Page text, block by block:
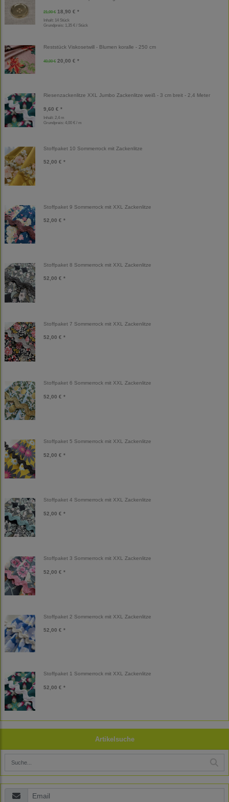
21,00 € 18,90 € *
Inhalt: 14 Stück
Grundpreis: 1,35 € / Stück
Reststück Viskosetwill - Blumen koralle - 250 cm
40,00 € 20,00 € *
Riesenzackenlitze XXL Jumbo Zackenlitze weiß - 3 cm breit - 2,4 Meter
9,60 € *
Inhalt: 2,4 m
Grundpreis: 4,00 € / m
Stoffpaket 10 Sommerrock mit Zackenlitze
52,00 € *
Stoffpaket 9 Sommerrock mit XXL Zackenlitze
52,00 € *
Stoffpaket 8 Sommerrock mit XXL Zackenlitze
52,00 € *
Stoffpaket 7 Sommerrock mit XXL Zackenlitze
52,00 € *
Stoffpaket 6 Sommerrock mit XXL Zackenlitze
52,00 € *
Stoffpaket 5 Sommerrock mit XXL Zackenlitze
52,00 € *
Stoffpaket 4 Sommerrock mit XXL Zackenlitze
52,00 € *
Stoffpaket 3 Sommerrock mit XXL Zackenlitze
52,00 € *
Stoffpaket 2 Sommerrock mit XXL Zackenlitze
52,00 € *
Stoffpaket 1 Sommerrock mit XXL Zackenlitze
52,00 € *
Artikelsuche